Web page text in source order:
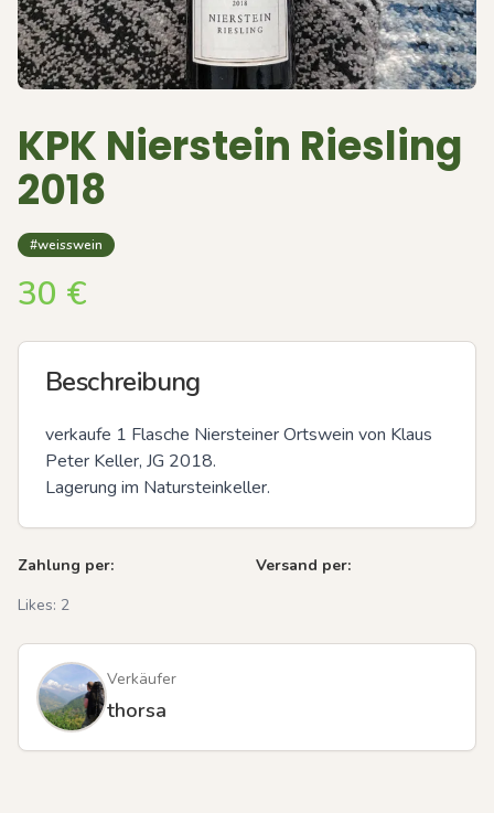
KPK Nierstein Riesling
2018
#weisswein
30 €
Beschreibung
verkaufe 1 Flasche Niersteiner Ortswein von Klaus
Peter Keller, JG 2018.
Lagerung im Natursteinkeller.
Zahlung per:
Versand per:
Likes: 2
Verkäufer
thorsa